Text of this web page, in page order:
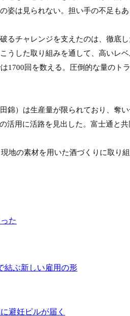
姿は見られない。担い手の不足も
チャレンジを支えたのは、徹底
うした取り組みを通して、高い
1700回を数える。圧倒的な量の
）は生産量が限られており、奪
用に活路を見出した。富士通と
の素材を用いた酒づくりに取り
た
結ぶ新しい雇用の形
避妊ピルが届く